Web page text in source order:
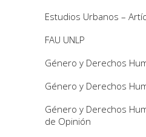
Estudios Urbanos –
FAU UNLP
Género y Derechos
Género y Derechos
Género y Derechos
de Opinión